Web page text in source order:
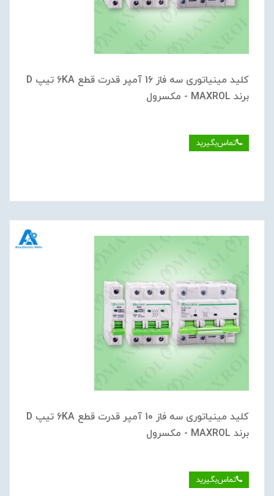
کلید مینیاتوری سه فاز 16 آمپر قدرت قطع 6KA تیپ D
برند MAXROL - مکسرول
تماس‌بگیرید
کلید مینیاتوری سه فاز 10 آمپر قدرت قطع 6KA تیپ D
برند MAXROL - مکسرول
تماس‌بگیرید